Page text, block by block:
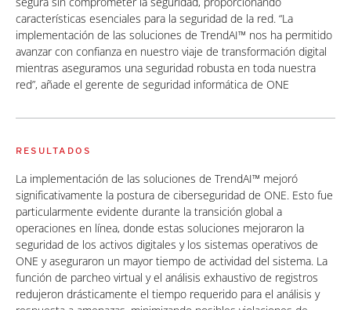
características esenciales para la seguridad de la red. “La
implementación de las soluciones de TrendAI™ nos ha permitido
avanzar con confianza en nuestro viaje de transformación digital
mientras aseguramos una seguridad robusta en toda nuestra
red”, añade el gerente de seguridad informática de ONE
RESULTADOS
La implementación de las soluciones de TrendAI™ mejoró
significativamente la postura de ciberseguridad de ONE. Esto fue
particularmente evidente durante la transición global a
operaciones en línea, donde estas soluciones mejoraron la
seguridad de los activos digitales y los sistemas operativos de
ONE y aseguraron un mayor tiempo de actividad del sistema. La
función de parcheo virtual y el análisis exhaustivo de registros
redujeron drásticamente el tiempo requerido para el análisis y